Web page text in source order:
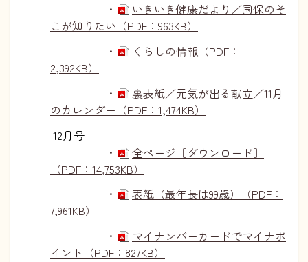
・
いきいき健康だより／国保のそ
こが知りたい（PDF：963KB）
・
くらしの情報（PDF：
2,392KB）
・
裏表紙／元気が出る献立／11月
のカレンダー（PDF：1,474KB）
12月号
・
全ページ［ダウンロード］
（PDF：14,753KB）
・
表紙（最年長は99歳）（PDF：
7,961KB）
・
マイナンバーカードでマイナポ
イント（PDF：827KB）